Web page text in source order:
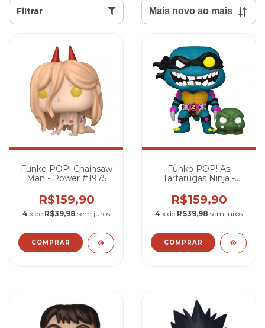
Filtrar
Funko POP! Chainsaw
Man - Power #1975
R$159,90
4 x de R$39,98 sem juros
Funko POP! As
Tartarugas Ninja -
Mutado Slash #1558
R$159,90
4 x de R$39,98 sem juros